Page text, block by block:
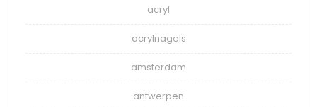
acryl
acrylnagels
amsterdam
antwerpen